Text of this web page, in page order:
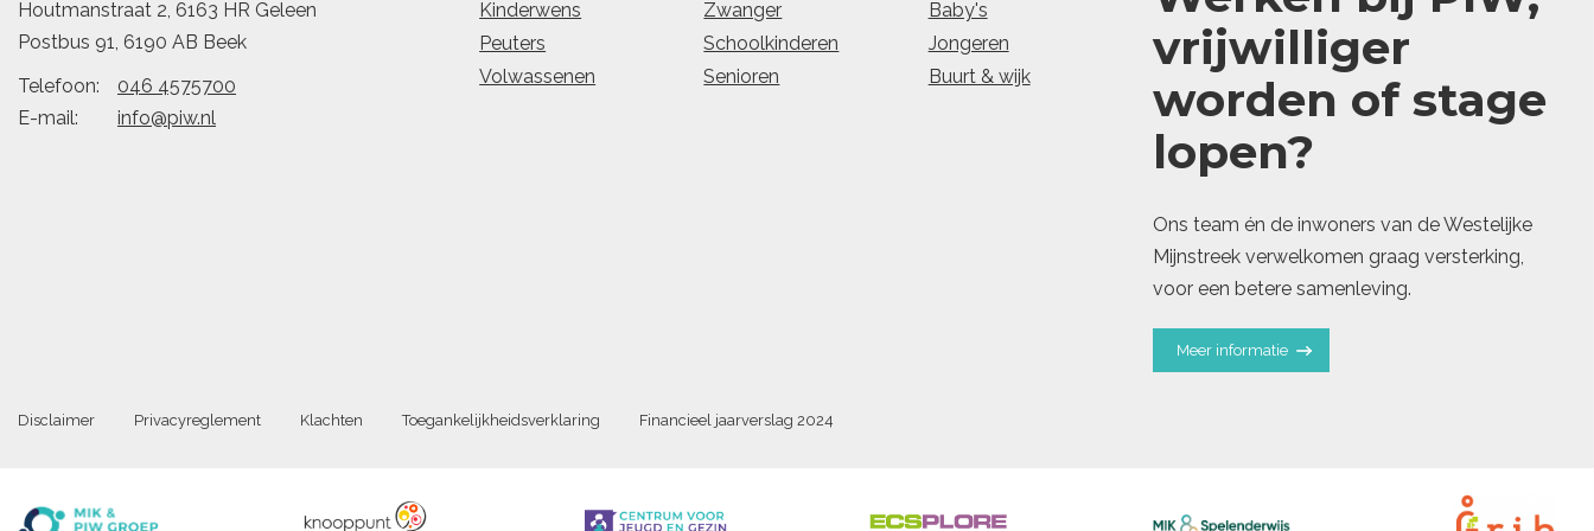
Houtmanstraat 2, 6163 HR Geleen
Postbus 91, 6190 AB Beek
Telefoon:
046 4575700
E-mail:
info@piw.nl
Kinderwens Zwanger
Baby's
Peuters
Schoolkinderen
Jongeren
Volwassenen
Senioren Buurt & wijk
vrijwilliger
worden of stage
lopen?
Ons team én de inwoners van de Westelijke
Mijnstreek verwelkomen graag versterking,
voor een betere samenleving.
Meer informatie
Disclaimer Privacyreglement Klachten Toegankelijkheidsverklaring Financieel jaarverslag 2024